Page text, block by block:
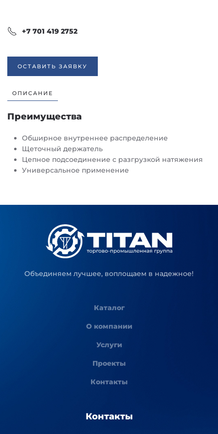
+7 701 419 2752
ОСТАВИТЬ ЗАЯВКУ
ОПИСАНИЕ
Преимущества
Обширное внутреннее распределение
Щеточный держатель
Цепное подсоединение с разгрузкой натяжения
Универсальное применение
Объединяем лучшее, воплощаем в надежное!
Каталог
О компании
Услуги
Проекты
Контакты
Контакты